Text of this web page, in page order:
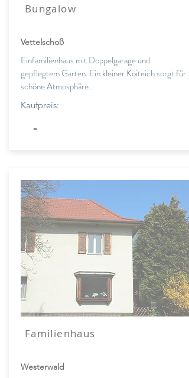
Bungalow
Vettelschoß
Einfamilienhaus mit Doppelgarage und
gepflegtem Garten. Ein kleiner Koiteich sorgt für
schöne Atmosphäre...
Kaufpreis:
-
Familienhaus
Westerwald